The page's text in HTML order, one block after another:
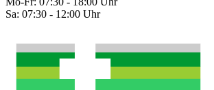
Sa: 07:30 - 12:00 Uhr